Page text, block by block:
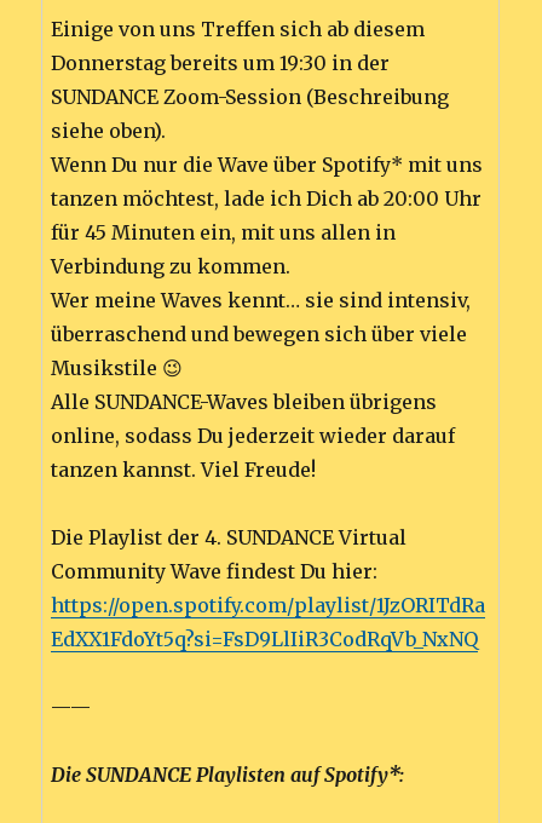
Einige von uns Treffen sich ab diesem
Donnerstag bereits um 19:30 in der
SUNDANCE Zoom-Session (Beschreibung
siehe oben).
Wenn Du nur die Wave über Spotify* mit uns
tanzen möchtest, lade ich Dich ab 20:00 Uhr
für 45 Minuten ein, mit uns allen in
Verbindung zu kommen.
Wer meine Waves kennt… sie sind intensiv,
überraschend und bewegen sich über viele
Musikstile 😉
Alle SUNDANCE-Waves bleiben übrigens
online, sodass Du jederzeit wieder darauf
tanzen kannst. Viel Freude!
Die Playlist der 4. SUNDANCE Virtual
Community Wave findest Du hier:
https://open.spotify.com/playlist/1JzORITdRa
EdXX1FdoYt5q?si=FsD9LlIiR3CodRqVb_NxNQ
——
Die SUNDANCE Playlisten auf Spotify*: